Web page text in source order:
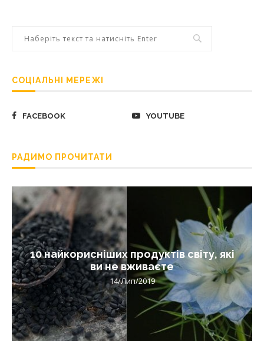
СОЦІАЛЬНІ МЕРЕЖІ
FACEBOOK YOUTUBE
РАДИМО ПРОЧИТАТИ
10 найкорисніших продуктів світу, які
ви не вживаєте
14/Лип/2019